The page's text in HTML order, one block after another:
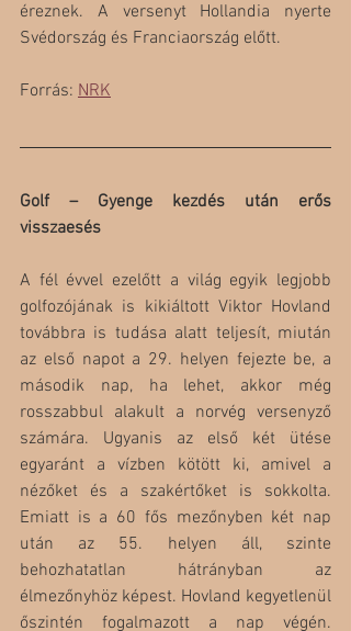
éreznek. A versenyt Hollandia nyerte
Svédország és Franciaország előtt.
Forrás: NRK
Golf – Gyenge kezdés után erős
visszaesés
A fél évvel ezelőtt a világ egyik legjobb
golfozójának is kikiáltott Viktor Hovland
továbbra is tudása alatt teljesít, miután
az első napot a 29. helyen fejezte be, a
második nap, ha lehet, akkor még
rosszabbul alakult a norvég versenyző
számára. Ugyanis az első két ütése
egyaránt a vízben kötött ki, amivel a
nézőket és a szakértőket is sokkolta.
Emiatt is a 60 fős mezőnyben két nap
után az 55. helyen áll, szinte
behozhatatlan hátrányban az
élmezőnyhöz képest. Hovland kegyetlenül
őszintén fogalmazott a nap végén.